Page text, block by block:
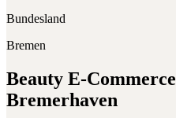
Bundesland
Bremen
Beauty E-Commerce
Bremerhaven